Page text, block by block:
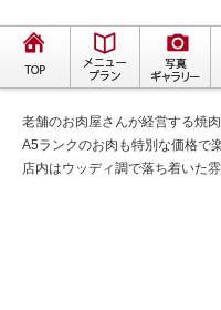
老舗のお肉屋さんが経営する焼肉
A5ランクのお肉も特別な価格で
店内はウッディ調で落ち着いた雰